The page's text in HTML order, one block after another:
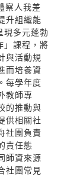
察人我差
升組織能
現多元蓬勃
」課程，將
與活動規
而培養資
每學年度
教師專
的推動與
供相關社
社團負責
責任態
師資來源
社團常見